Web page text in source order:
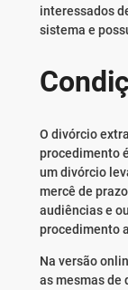
interessados
sistema e
O divórcio
procedimento
um divórcio
mercê de
audiências e
procedimento
Na versão
as mesmas de